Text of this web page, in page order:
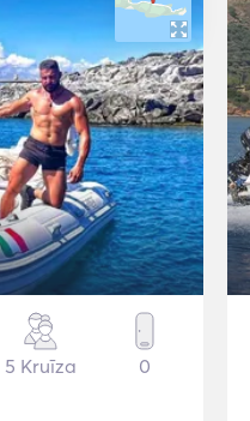
5 Kruīza 0